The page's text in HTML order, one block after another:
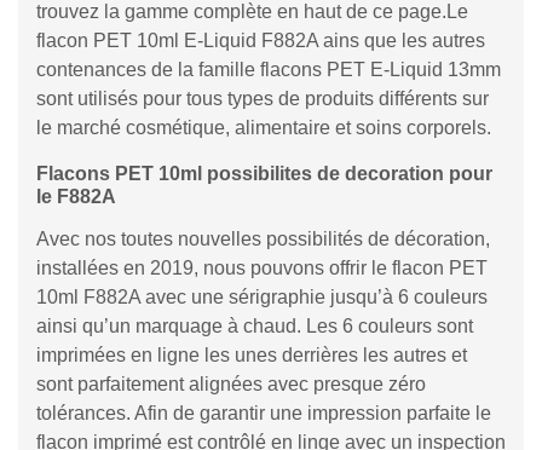
trouvez la gamme complète en haut de ce page.Le
flacon PET 10ml E-Liquid F882A ains que les autres
contenances de la famille flacons PET E-Liquid 13mm
sont utilisés pour tous types de produits différents sur
le marché cosmétique, alimentaire et soins corporels.
Flacons PET 10ml possibilites de decoration pour
le F882A
Avec nos toutes nouvelles possibilités de décoration,
installées en 2019, nous pouvons offrir le flacon PET
10ml F882A avec une sérigraphie jusqu’à 6 couleurs
ainsi qu’un marquage à chaud. Les 6 couleurs sont
imprimées en ligne les unes derrières les autres et
sont parfaitement alignées avec presque zéro
tolérances. Afin de garantir une impression parfaite le
flacon imprimé est contrôlé en linge avec un inspection